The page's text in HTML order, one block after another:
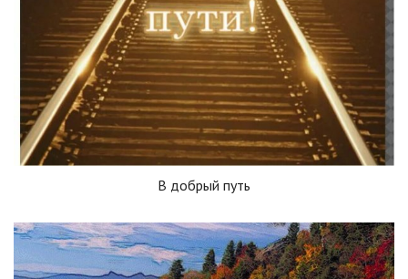
В добрый путь